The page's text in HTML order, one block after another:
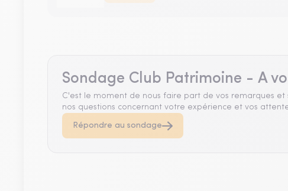
Sondage Club Patrimoine - A
C'est le moment de nous faire part de vos remarques
nos questions concernant votre expérience et vos
Répondre au sondage